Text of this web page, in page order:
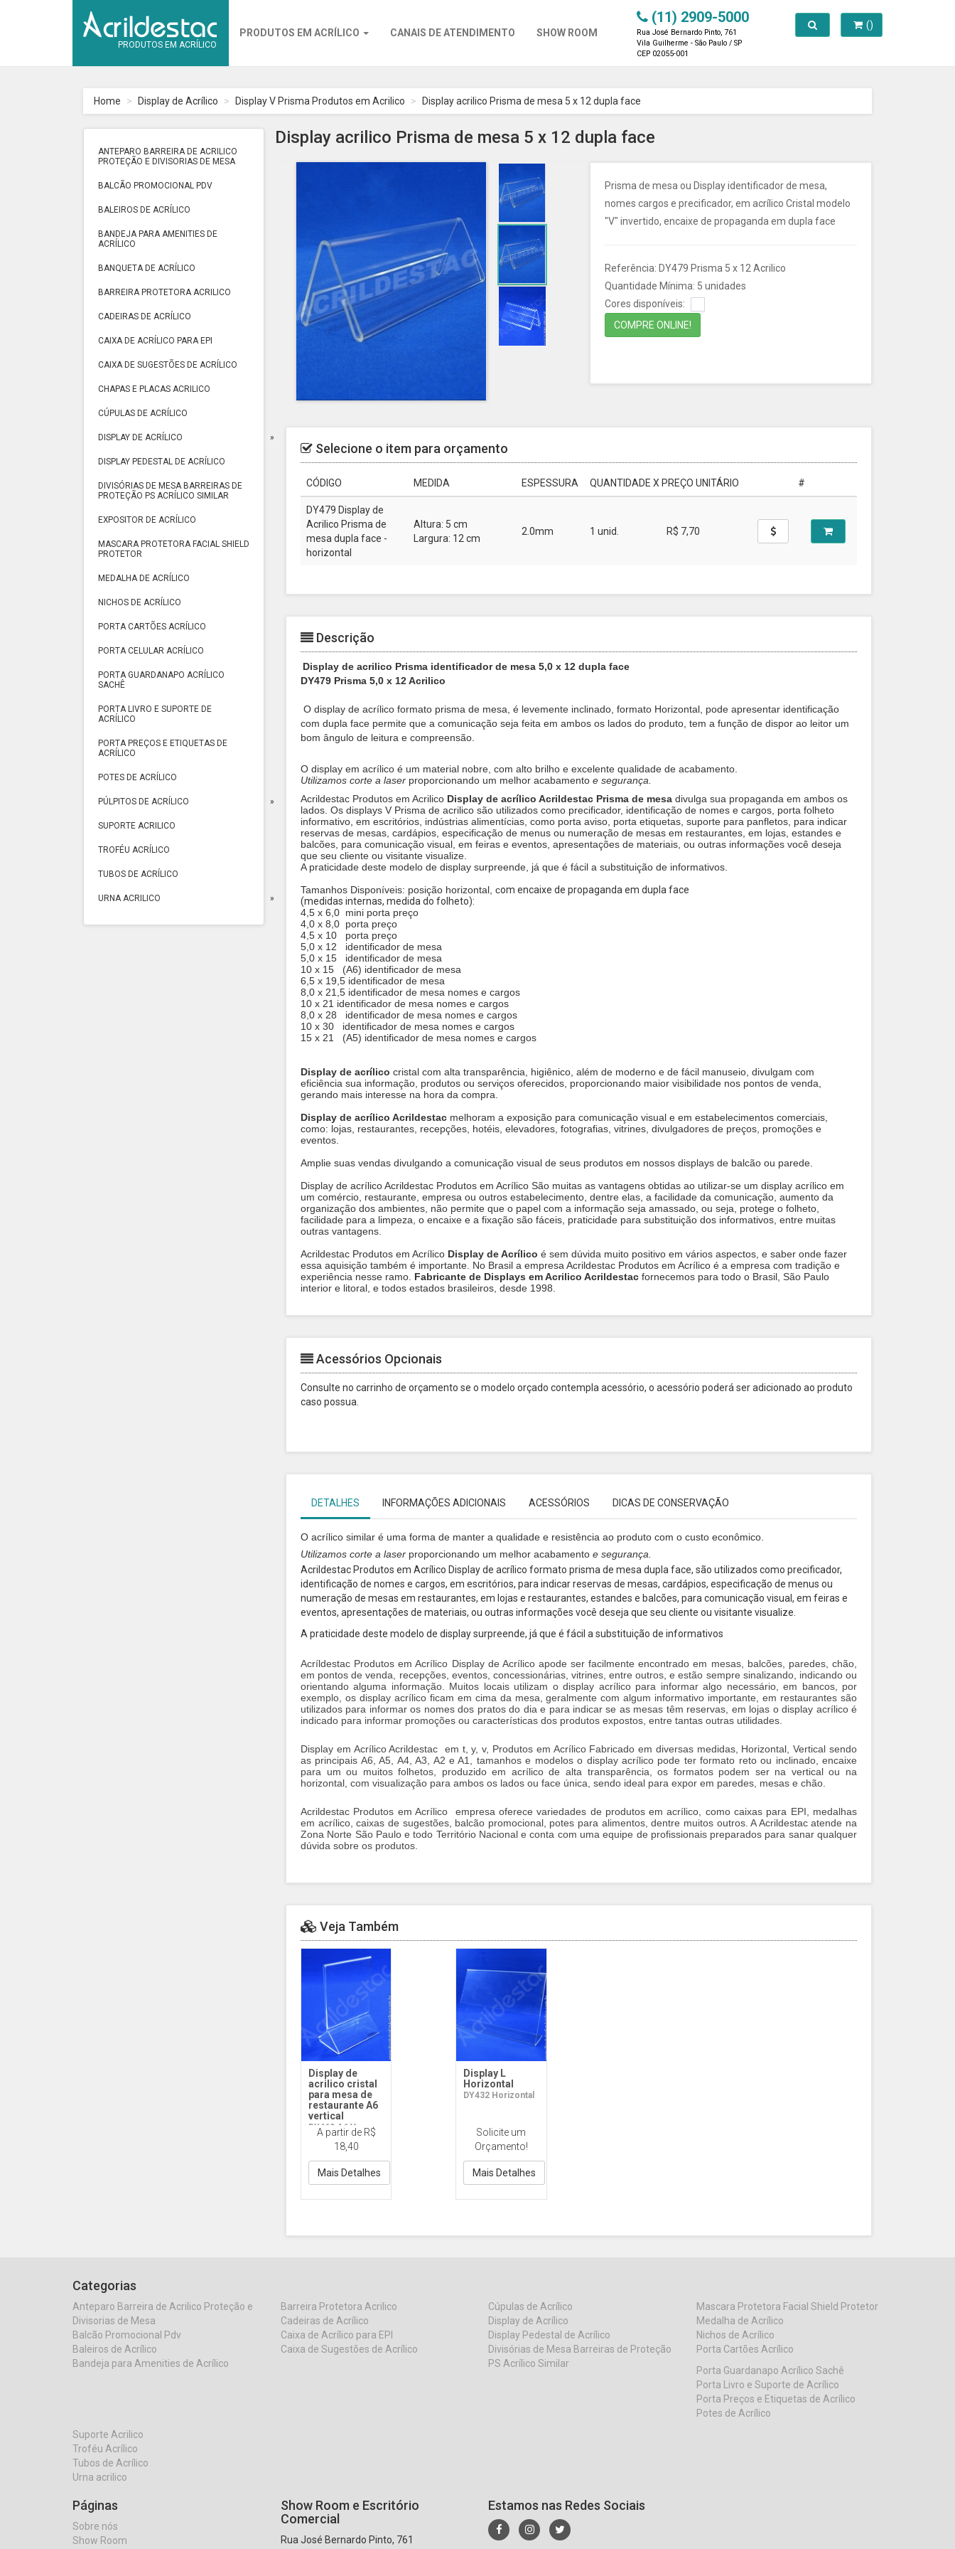
PRODUTOS EM ACRÍLICO
PRODUTOS EM ACRÍLICO CANAIS DE ATENDIMENTO SHOW ROOM
(11) 2909-5000
Rua José Bernardo Pinto, 761
Vila Guilherme - São Paulo / SP
CEP 02055-001
()
Toggle search
Home Display de Acrílico Display V Prisma Produtos em Acrilico Display acrilico Prisma de mesa 5 x 12 dupla face
ANTEPARO BARREIRA DE ACRILICO
PROTEÇÃO E DIVISORIAS DE MESA
BALCÃO PROMOCIONAL PDV
BALEIROS DE ACRÍLICO
BANDEJA PARA AMENITIES DE
ACRÍLICO
BANQUETA DE ACRÍLICO
BARREIRA PROTETORA ACRILICO
CADEIRAS DE ACRÍLICO
CAIXA DE ACRÍLICO PARA EPI
CAIXA DE SUGESTÕES DE ACRÍLICO
CHAPAS E PLACAS ACRILICO
CÚPULAS DE ACRÍLICO
DISPLAY DE ACRÍLICO
DISPLAY PEDESTAL DE ACRÍLICO
DIVISÓRIAS DE MESA BARREIRAS DE
PROTEÇÃO PS ACRÍLICO SIMILAR
EXPOSITOR DE ACRÍLICO
MASCARA PROTETORA FACIAL SHIELD
PROTETOR
MEDALHA DE ACRÍLICO
NICHOS DE ACRÍLICO
PORTA CARTÕES ACRÍLICO
PORTA CELULAR ACRÍLICO
PORTA GUARDANAPO ACRÍLICO
SACHÊ
PORTA LIVRO E SUPORTE DE
ACRÍLICO
PORTA PREÇOS E ETIQUETAS DE
ACRÍLICO
POTES DE ACRÍLICO
PÚLPITOS DE ACRÍLICO
SUPORTE ACRILICO
TROFÉU ACRÍLICO
TUBOS DE ACRÍLICO
URNA ACRILICO
Display acrilico Prisma de mesa 5 x 12 dupla face
Prisma de mesa ou Display identificador de mesa,
nomes cargos e precificador, em acrílico Cristal modelo
"V" invertido, encaixe de propaganda em dupla face
Referência: DY479 Prisma 5 x 12 Acrilico
Quantidade Mínima: 5 unidades
Cores disponíveis:
COMPRE ONLINE!
Selecione o item para orçamento
CÓDIGO MEDIDA ESPESSURA QUANTIDADE X PREÇO UNITÁRIO #
DY479 Display de
Acrilico Prisma de
mesa dupla face -
horizontal
Altura: 5 cm
Largura: 12 cm
2.0mm 1 unid. R$ 7,70
Descrição
Display de acrilico Prisma identificador de mesa 5,0 x 12 dupla face
DY479 Prisma 5,0 x 12 Acrilico
O display de acrílico formato prisma de mesa, é levemente inclinado, formato Horizontal, pode apresentar identificação
com dupla face permite que a comunicação seja feita em ambos os lados do produto, tem a função de dispor ao leitor um
bom ângulo de leitura e compreensão.
O display em acrílico é um material nobre, com alto brilho e excelente qualidade de acabamento.
Utilizamos corte a laser proporcionando um melhor acabamento e segurança.
Acrildestac Produtos em Acrilico Display de acrílico Acrildestac Prisma de mesa divulga sua propaganda em ambos os
lados. Os displays V Prisma de acrilico são utilizados como precificador, identificação de nomes e cargos, porta folheto
informativo, em escritórios, indústrias alimentícias, como porta aviso, porta etiquetas, suporte para panfletos, para indicar
reservas de mesas, cardápios, especificação de menus ou numeração de mesas em restaurantes, em lojas, estandes e
balcões, para comunicação visual, em feiras e eventos, apresentações de materiais, ou outras informações você deseja
que seu cliente ou visitante visualize.
A praticidade deste modelo de display surpreende, já que é fácil a substituição de informativos.
Tamanhos Disponíveis: posição horizontal, com encaixe de propaganda em dupla face
(medidas internas, medida do folheto):
4,5 x 6,0 mini porta preço
4,0 x 8,0 porta preço
4,5 x 10 porta preço
5,0 x 12 identificador de mesa
5,0 x 15 identificador de mesa
10 x 15 (A6) identificador de mesa
6,5 x 19,5 identificador de mesa
8,0 x 21,5 identificador de mesa nomes e cargos
10 x 21 identificador de mesa nomes e cargos
8,0 x 28 identificador de mesa nomes e cargos
10 x 30 identificador de mesa nomes e cargos
15 x 21 (A5) identificador de mesa nomes e cargos
Display de acrílico cristal com alta transparência, higiênico, além de moderno e de fácil manuseio, divulgam com
eficiência sua informação, produtos ou serviços oferecidos, proporcionando maior visibilidade nos pontos de venda,
gerando mais interesse na hora da compra.
Display de acrílico Acrildestac melhoram a exposição para comunicação visual e em estabelecimentos comerciais,
como: lojas, restaurantes, recepções, hotéis, elevadores, fotografias, vitrines, divulgadores de preços, promoções e
eventos.
Amplie suas vendas divulgando a comunicação visual de seus produtos em nossos displays de balcão ou parede.
Display de acrílico Acrildestac Produtos em Acrílico São muitas as vantagens obtidas ao utilizar-se um display acrílico em
um comércio, restaurante, empresa ou outros estabelecimento, dentre elas, a facilidade da comunicação, aumento da
organização dos ambientes, não permite que o papel com a informação seja amassado, ou seja, protege o folheto,
facilidade para a limpeza, o encaixe e a fixação são fáceis, praticidade para substituição dos informativos, entre muitas
outras vantagens.
Acrildestac Produtos em Acrílico Display de Acrílico é sem dúvida muito positivo em vários aspectos, e saber onde fazer
essa aquisição também é importante. No Brasil a empresa Acrildestac Produtos em Acrílico é a empresa com tradição e
experiência nesse ramo. Fabricante de Displays em Acrilico Acrildestac fornecemos para todo o Brasil, São Paulo
interior e litoral, e todos estados brasileiros, desde 1998.
Acessórios Opcionais
Consulte no carrinho de orçamento se o modelo orçado contempla acessório, o acessório poderá ser adicionado ao produto
caso possua.
DETALHES INFORMAÇÕES ADICIONAIS ACESSÓRIOS DICAS DE CONSERVAÇÃO
O acrílico similar é uma forma de manter a qualidade e resistência ao produto com o custo econômico.
Utilizamos corte a laser proporcionando um melhor acabamento e segurança.
Acrildestac Produtos em Acrílico Display de acrílico formato prisma de mesa dupla face, são utilizados como precificador,
identificação de nomes e cargos, em escritórios, para indicar reservas de mesas, cardápios, especificação de menus ou
numeração de mesas em restaurantes, em lojas e restaurantes, estandes e balcões, para comunicação visual, em feiras e
eventos, apresentações de materiais, ou outras informações você deseja que seu cliente ou visitante visualize.
A praticidade deste modelo de display surpreende, já que é fácil a substituição de informativos
Acríldestac Produtos em Acrílico Display de Acrílico apode ser facilmente encontrado em mesas, balcões, paredes, chão,
em pontos de venda, recepções, eventos, concessionárias, vitrines, entre outros, e estão sempre sinalizando, indicando ou
orientando alguma informação. Muitos locais utilizam o display acrílico para informar algo necessário, em bancos, por
exemplo, os displayacrílico ficam em cima da mesa, geralmente com algum informativo importante, em restaurantes são
utilizados para informar os nomes dos pratos do dia e para indicar se as mesas têm reservas, em lojas o display acrílico é
indicado para informar promoções ou características dos produtos expostos, entre tantas outras utilidades.
Display em Acrílico Acrildestac em t, y, v, Produtos em Acrílico Fabricado em diversas medidas, Horizontal, Vertical sendo
as principais A6, A5, A4, A3, A2 e A1, tamanhos e modelos o display acrílico pode ter formato reto ou inclinado, encaixe
para um ou muitos folhetos, produzido em acrílico de alta transparência, os formatos podem ser na vertical ou na
horizontal, com visualização para ambos os lados ou face única, sendo ideal para expor em paredes, mesas e chão.
Acrildestac Produtos em Acrílico empresa oferece variedades de produtos em acrílico, como caixas para EPI, medalhas
em acrílico, caixas de sugestões, balcão promocional, potes para alimentos, dentre muitos outros. A Acrildestac atende na
Zona Norte São Paulo e todo Território Nacional e conta com uma equipe de profissionais preparados para sanar qualquer
dúvida sobre os produtos.
Veja Também
Display de
acrilico cristal
para mesa de
restaurante A6
vertical
DY460 A6 V -
Acrilico (base
triangular)
A partir de R$
18,40
Mais Detalhes
Display L
Horizontal
DY432 Horizontal
Solicite um
Orçamento!
Mais Detalhes
Categorias
Anteparo Barreira de Acrilico Proteção e
Divisorias de Mesa
Balcão Promocional Pdv
Baleiros de Acrílico
Bandeja para Amenities de Acrílico
Barreira Protetora Acrilico
Cadeiras de Acrílico
Caixa de Acrílico para EPI
Caixa de Sugestões de Acrílico
Cúpulas de Acrílico
Display de Acrílico
Display Pedestal de Acrílico
Divisórias de Mesa Barreiras de Proteção
PS Acrílico Similar
Mascara Protetora Facial Shield Protetor
Medalha de Acrílico
Nichos de Acrílico
Porta Cartões Acrílico
Porta Guardanapo Acrílico Sachê
Porta Livro e Suporte de Acrílico
Porta Preços e Etiquetas de Acrílico
Potes de Acrílico
Suporte Acrilico
Troféu Acrílico
Tubos de Acrílico
Urna acrilico
Páginas
Sobre nós
Show Room
Show Room e Escritório
Comercial
Rua José Bernardo Pinto, 761
Estamos nas Redes Sociais